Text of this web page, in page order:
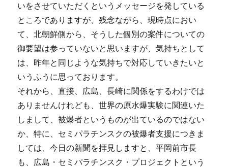
いをさせていただくというメッセージを発している
ところでありますが、残念ながら、現時点におい
て、北朝鮮側から、そうした個別の案件についての
御要望は参っていないと思いますが、気持ちとして
は、昨年と同じような気持ちで対応していきたいと
いうふうに思っております。
それから、直接、広島、長崎に関係をするわけでは
ありませんけれども、世界の原水爆実験に関連いた
しまして、被爆者というものが出ているのではない
か、特に、セミパラチンスクの被爆者支援につきま
しては、今日の新聞を拝見しますと、平岡前市長
も、広島・セミパラチンスク・プロジェクトという